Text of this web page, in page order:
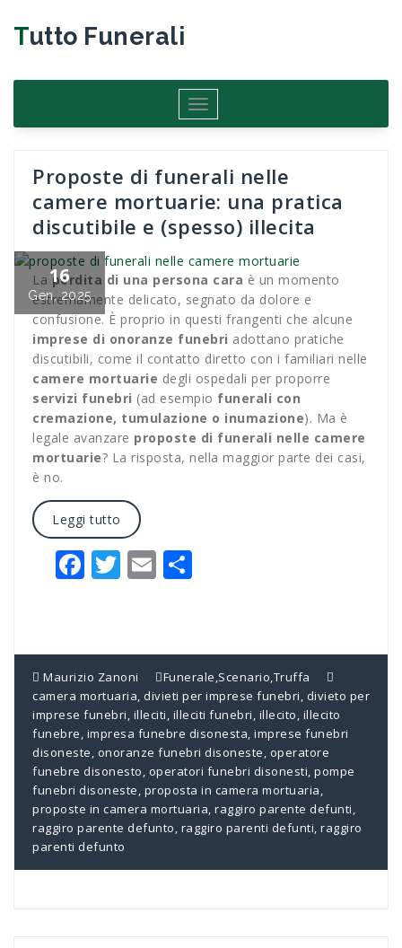
contenuto
Tutto Funerali
Attiva/disattiva
navigazione
Proposte di funerali nelle
camere mortuarie: una pratica
discutibile e (spesso) illecita
16
Gen, 2025
Laperdita di una persona cara è un momento
estremamente delicato, segnato da dolore e
confusione. È proprio in questi frangenti che alcune
imprese di onoranze funebri adottano pratiche
discutibili, come il contatto diretto con i familiari nelle
camere mortuarie degli ospedali per proporre
servizi funebri (ad esempio funerali con
cremazione, tumulazione o inumazione). Ma è
legale avanzare proposte di funerali nelle camere
mortuarie? La risposta, nella maggior parte dei casi,
è no.
Leggi tutto
Facebook
Twitter
Email
Maurizio Zanoni Funerale,Scenario,Truffa
camera mortuaria, divieti per imprese funebri, divieto per
imprese funebri, illeciti, illeciti funebri, illecito, illecito
funebre, impresa funebre disonesta, imprese funebri
disoneste, onoranze funebri disoneste, operatore
funebre disonesto, operatori funebri disonesti, pompe
funebri disoneste, proposta in camera mortuaria,
proposte in camera mortuaria, raggiro parente defunti,
raggiro parente defunto, raggiro parenti defunti, raggiro
parenti defunto